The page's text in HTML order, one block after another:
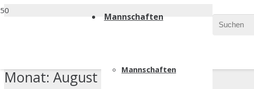
Mannschaften
Mannschaften
Monat: August 2019